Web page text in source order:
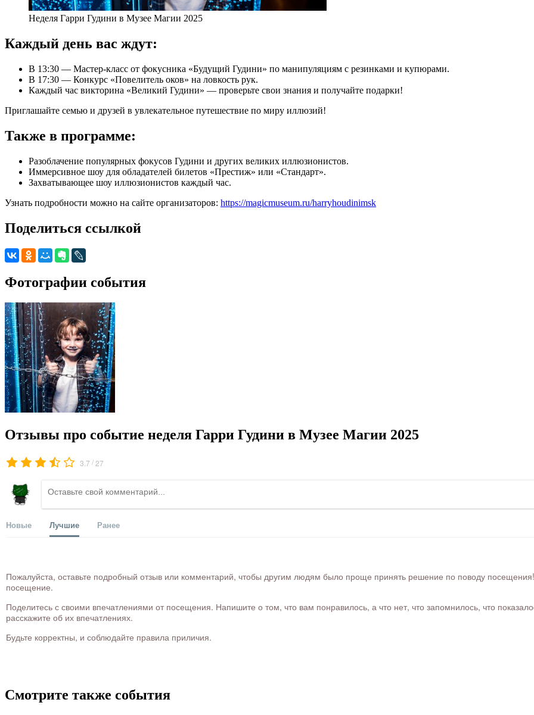
Неделя Гарри Гудини в Музее Магии 2025
Каждый день вас ждут:
В 13:30 — Мастер-класс от фокусника «Будущий Гудини» по манипуляциям с резинками и купюрами.
В 17:30 — Конкурс «Повелитель оков» на ловкость рук.
Каждый час викторина «Великий Гудини» — проверьте свои знания и получайте подарки!
Приглашайте семью и друзей в увлекательное путешествие по миру иллюзий!
Также в программе:
Разоблачение популярных фокусов Гудини и других великих иллюзионистов.
Иммерсивное шоу для обладателей билетов «Престиж» или «Стандарт».
Захватывающее шоу иллюзионистов каждый час.
Узнать подробности можно на сайте организаторов: https://magicmuseum.ru/harryhoudinimsk
Поделиться ссылкой
Фотографии события
Отзывы про событие неделя Гарри Гудини в Музее Магии 2025
3.7 /27
Новые Лучшие Ранее
Пожалуйста, оставьте подробный отзыв или комментарий, чтобы другим людям было проще принять решение по поводу посещения!
посещение.
Поделитесь с своими впечатлениями от посещения. Напишите о том, что вам понравилось, а что нет, что запомнилось, что
расскажите об их впечатлениях.
Будьте корректны, и соблюдайте правила приличия.
Смотрите также события